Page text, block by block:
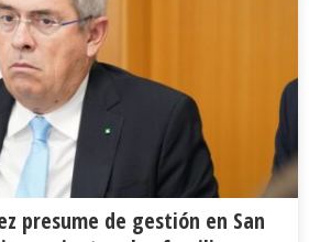
presume de gestión en San